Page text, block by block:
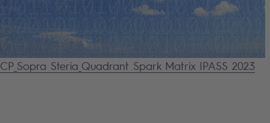
CP_Sopra Steria_Quadrant Spark Matrix IPASS 2023